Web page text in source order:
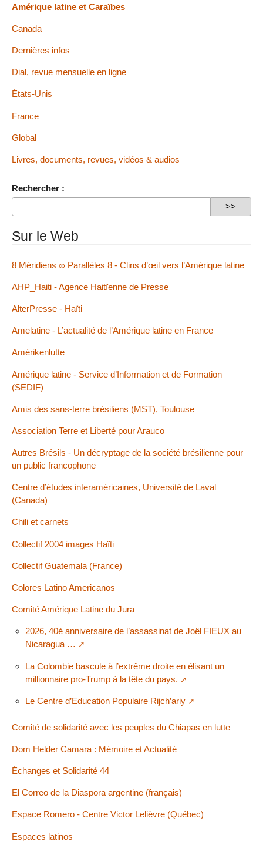
Amérique latine et Caraïbes
Canada
Dernières infos
Dial, revue mensuelle en ligne
États-Unis
France
Global
Livres, documents, revues, vidéos & audios
Rechercher :
Sur le Web
8 Méridiens ∞ Parallèles 8 - Clins d’œil vers l’Amérique latine
AHP_Haiti - Agence Haitïenne de Presse
AlterPresse - Haïti
Amelatine - L’actualité de l’Amérique latine en France
Amérikenlutte
Amérique latine - Service d’Information et de Formation
(SEDIF)
Amis des sans-terre brésiliens (MST), Toulouse
Association Terre et Liberté pour Arauco
Autres Brésils - Un décryptage de la société brésilienne pour
un public francophone
Centre d’études interaméricaines, Université de Laval
(Canada)
Chili et carnets
Collectif 2004 images Haïti
Collectif Guatemala (France)
Colores Latino Americanos
Comité Amérique Latine du Jura
2026, 40è anniversaire de l’assassinat de Joël FIEUX au
Nicaragua …
La Colombie bascule à l’extrême droite en élisant un
millionnaire pro-Trump à la tête du pays.
Le Centre d’Education Populaire Rijch’ariy
Comité de solidarité avec les peuples du Chiapas en lutte
Dom Helder Camara : Mémoire et Actualité
Échanges et Solidarité 44
El Correo de la Diaspora argentine (français)
Espace Romero - Centre Victor Lelièvre (Québec)
Espaces latinos